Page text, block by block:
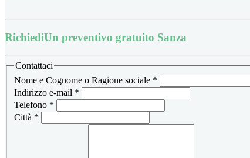
RichiediUn preventivo gratuito Sanza
Contattaci
Nome e Cognome o Ragione sociale *
Indirizzo e-mail *
Telefono *
Città *